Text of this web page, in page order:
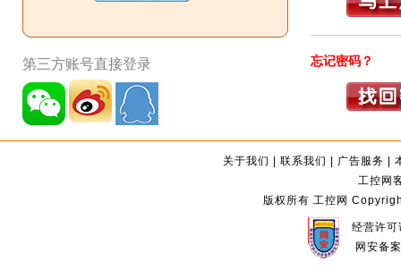
第三方账号直接登录 忘记密码？
关于我们 |联系我们 | 广告服务 |
工控网
版权所有 工控网
经营许
网安备